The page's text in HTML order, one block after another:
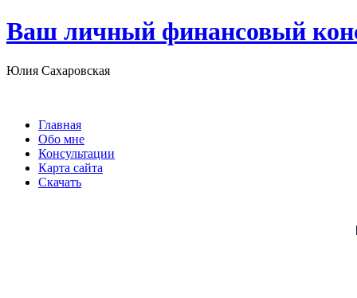
Ваш личный финансовый
Юлия Сахаровская
Главная
Обо мне
Консультации
Карта сайта
Скачать